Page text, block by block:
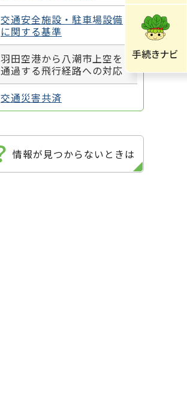
交通安全施設・駐車場設備
に関する基準
羽田空港から八潮市上空を
通過する飛行経路への対応
交通災害共済
情報が見つからないときは